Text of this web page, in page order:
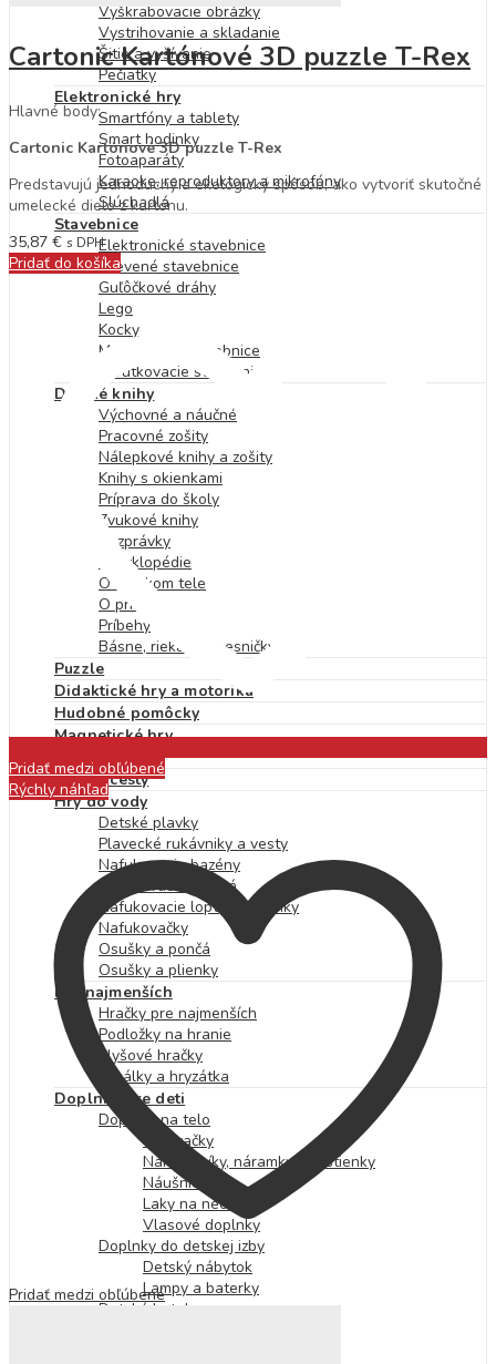
Vyškrabovacie obrázky
Vystrihovanie a skladanie
Šitie a vyšívanie
Pečiatky
Elektronické hry
Smartfóny a tablety
Smart hodinky
Fotoaparáty
Karaoke, reproduktory a mikrofóny
Slúchadlá
Stavebnice
Elektronické stavebnice
Drevené stavebnice
Guľôčkové dráhy
Lego
Kocky
Magnetické stavebnice
Skrutkovacie stavebnice
Detské knihy
Výchovné a náučné
Pracovné zošity
Nálepkové knihy a zošity
Knihy s okienkami
Príprava do školy
Zvukové knihy
Rozprávky
Encyklopédie
O ľudskom tele
O prírode
Príbehy
Básne, riekanky, pesničky
Puzzle
Didaktické hry a motorika
Hudobné pomôcky
Magnetické hry
Hry na von
Hry na cesty
Hry do vody
Detské plavky
Plavecké rukávniky a vesty
Nafukovacie bazény
Nafukovacie kolesá
Nafukovacie lopty a doplnky
Nafukovačky
Osušky a pončá
Osušky a plienky
Pre najmenších
Hračky pre najmenších
Podložky na hranie
Plyšové hračky
Hrkálky a hryzátka
Doplnky pre deti
Doplnky na telo
Tetovačky
Náhrdelníky, náramky a prstienky
Náušnice
Laky na nechty
Vlasové doplnky
Doplnky do detskej izby
Detský nábytok
Lampy a baterky
Detské batohy
Cartonic Kartónové 3D puzzle T-Rex
Hlavné body:
Cartonic Kartónové 3D puzzle T-Rex
Predstavujú jednoduchý a ekologický spôsob, ako vytvoriť skutočné
umelecké dielo z kartónu.
35,87 € s DPH
Pridať do košíka
Pridať medzi obľúbené
Rýchly náhľad
Pridať medzi obľúbené